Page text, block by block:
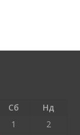
Сб
Нд
1
2